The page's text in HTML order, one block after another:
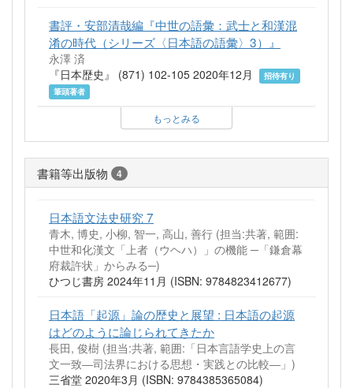
書評・安部清哉編『中世の語彙：武士と和漢混
淆の時代（シリーズ〈日本語の語彙〉3）』
永澤 済
『日本歴史』 (871) 102-105 2020年12月
招待有り
筆頭著者
もっとみる
書籍等出版物 4
日本語文法史研究 7
青木, 博史, 小柳, 智一, 高山, 善行 (担当:共著, 範囲:
中世和化漢文「上者（ウヘハ）」の機能 ─「鎌倉幕
府裁許状」からみる─)
ひつじ書房 2024年11月 (ISBN: 9784823412677)
日本語「起源」論の歴史と展望 : 日本語の起源
はどのように論じられてきたか
長田, 俊樹 (担当:共著, 範囲:「日本言語学史上の言
文一致―司法界における思想・実践との比較―」)
三省堂 2020年3月 (ISBN: 9784385365084)